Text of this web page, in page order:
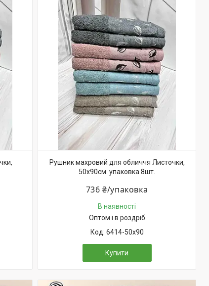
Рушник махровий для обличчя Листочки,
50х90см. упаковка 8шт.
736 ₴/упаковка
В наявності
Оптом і в роздріб
6414-50х90
Купити